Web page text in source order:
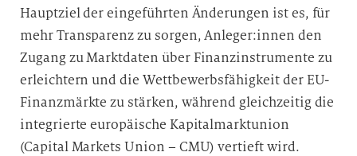
Hauptziel der eingeführten Änderungen ist es, für
mehr Transparenz zu sorgen, Anleger:innen den
Zugang zu Marktdaten über Finanzinstrumente zu
erleichtern und die Wettbewerbsfähigkeit der EU-
Finanzmärkte zu stärken, während gleichzeitig die
integrierte europäische Kapitalmarktunion
(Capital Markets Union – CMU) vertieft wird.